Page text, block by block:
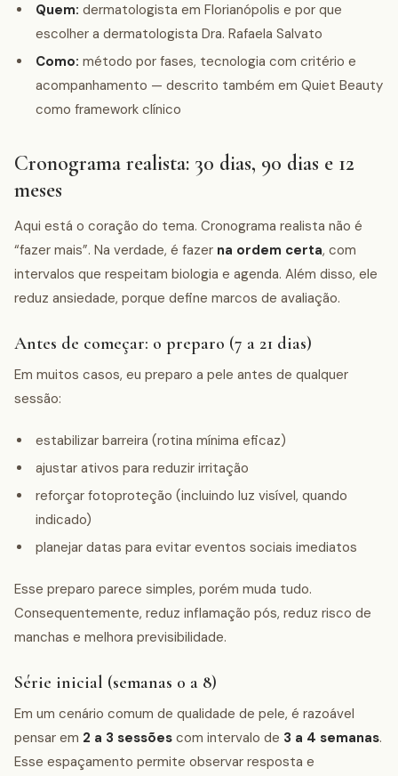
Quem: dermatologista em Florianópolis e por que
escolher a dermatologista Dra. Rafaela Salvato
Como: método por fases, tecnologia com critério e
acompanhamento — descrito também em Quiet Beauty
como framework clínico
Cronograma realista: 30 dias, 90 dias e 12
meses
Aqui está o coração do tema. Cronograma realista não é
“fazer mais”. Na verdade, é fazer na ordem certa, com
intervalos que respeitam biologia e agenda. Além disso, ele
reduz ansiedade, porque define marcos de avaliação.
Antes de começar: o preparo (7 a 21 dias)
Em muitos casos, eu preparo a pele antes de qualquer
sessão:
estabilizar barreira (rotina mínima eficaz)
ajustar ativos para reduzir irritação
reforçar fotoproteção (incluindo luz visível, quando
indicado)
planejar datas para evitar eventos sociais imediatos
Esse preparo parece simples, porém muda tudo.
Consequentemente, reduz inflamação pós, reduz risco de
manchas e melhora previsibilidade.
Série inicial (semanas 0 a 8)
Em um cenário comum de qualidade de pele, é razoável
pensar em 2 a 3 sessões com intervalo de 3 a 4 semanas.
Esse espaçamento permite observar resposta e